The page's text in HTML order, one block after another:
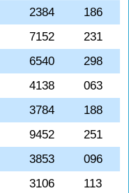
2384
186
7152
231
6540
298
4138
063
3784
188
9452
251
3853
096
3106
113